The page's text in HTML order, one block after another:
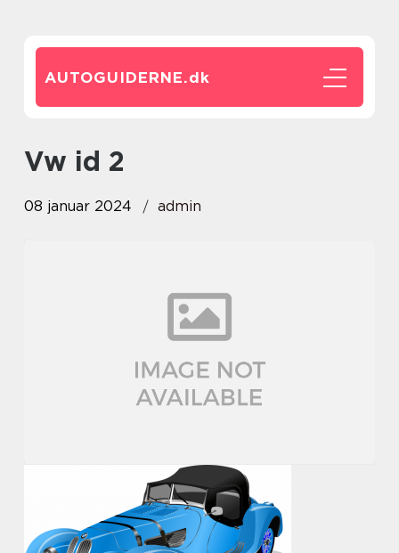
AUTOGUIDERNE.dk
vw id 2
08 januar 2024 admin